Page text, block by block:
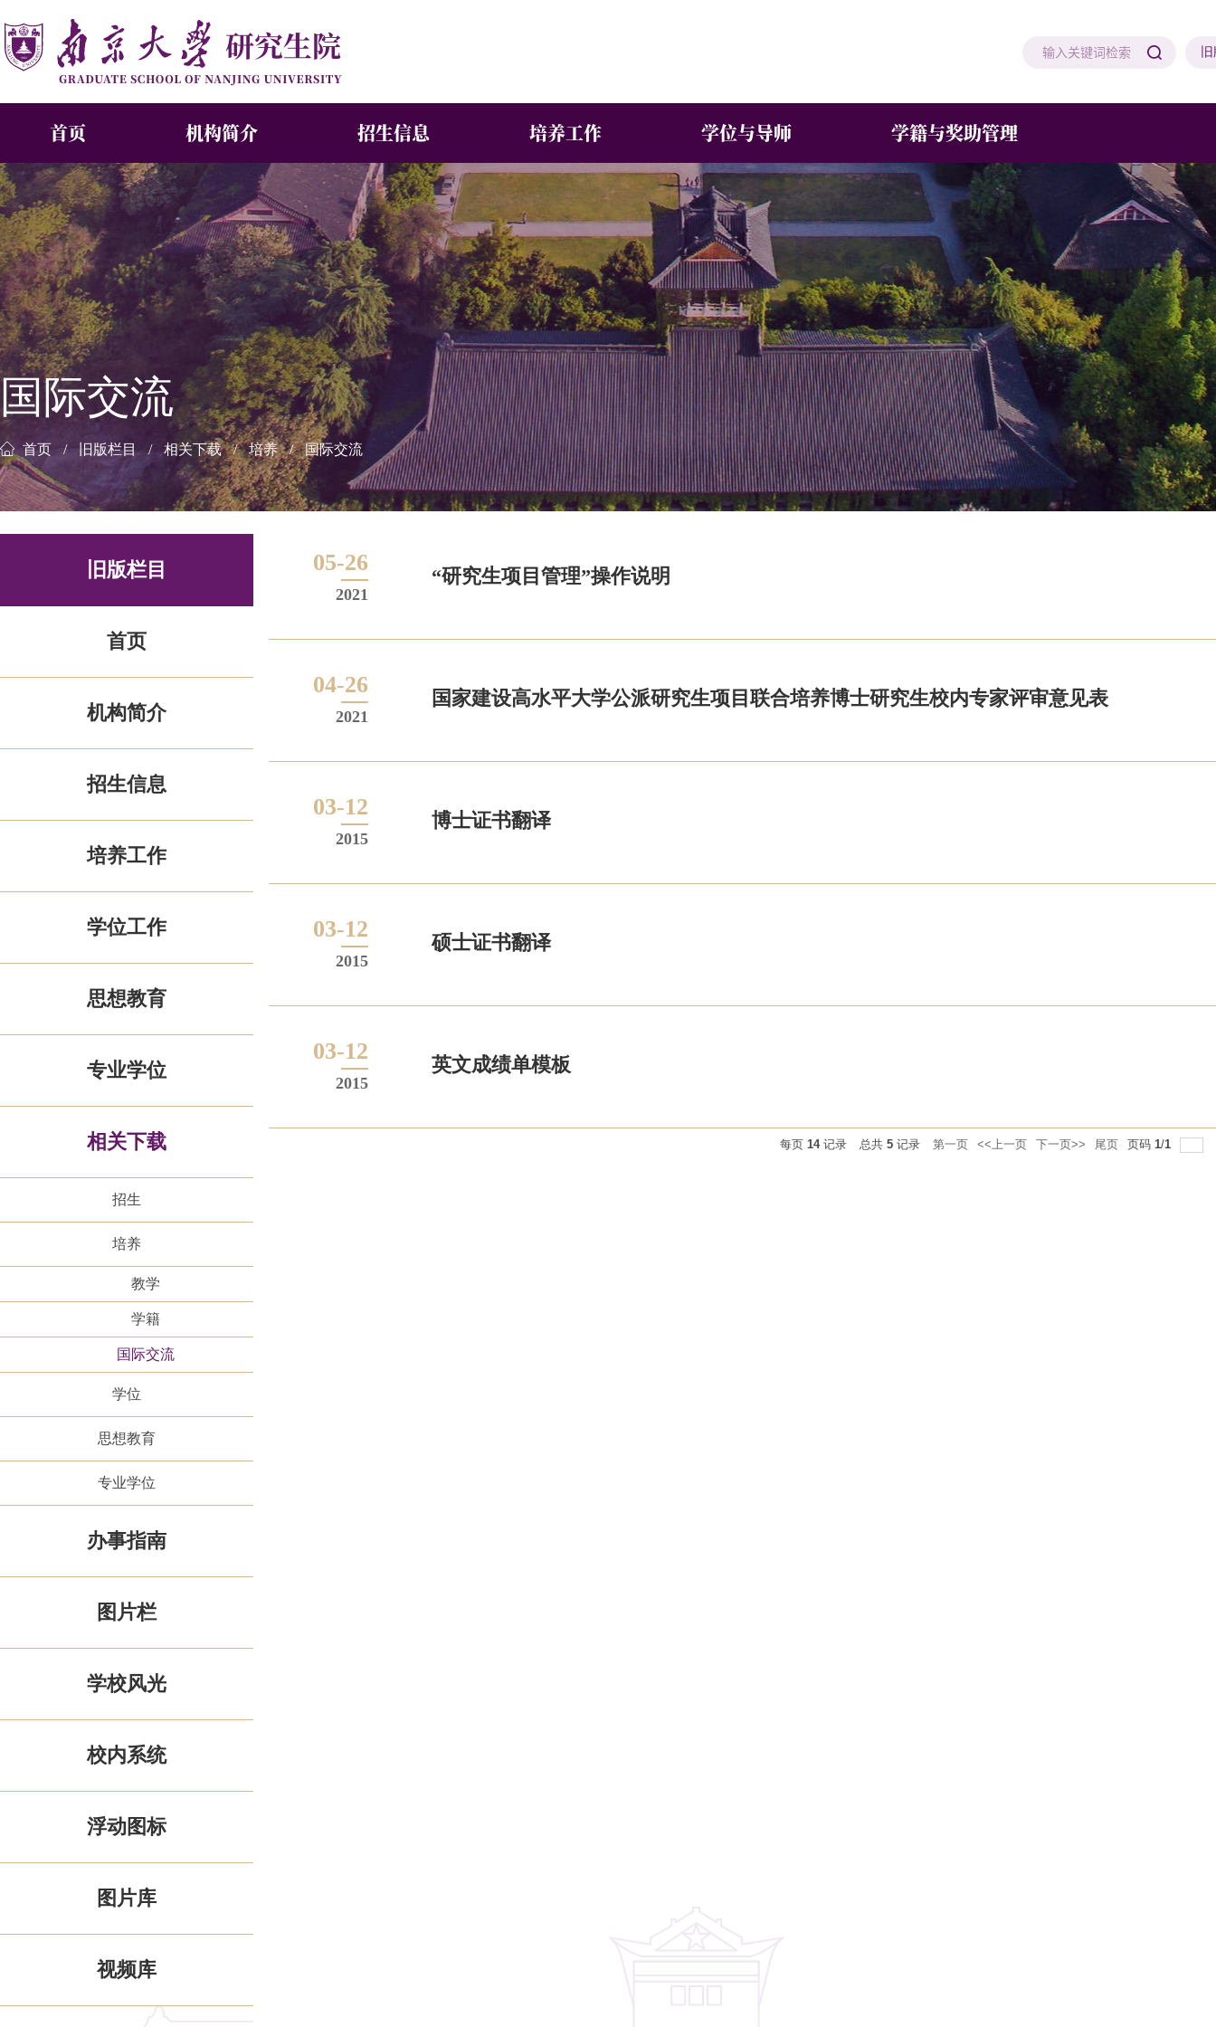
首页 机构简介 招生信息 培养工作 学位与导师 学籍与奖助管理
国际交流
首页 旧版栏目 相关下载 培养 国际交流
旧版栏目
首页
机构简介
招生信息
培养工作
学位工作
思想教育
专业学位
相关下载
招生
培养
教学
学籍
国际交流
学位
思想教育
专业学位
办事指南
图片栏
学校风光
校内系统
浮动图标
图片库
视频库
05-26
2021
“研究生项目管理”操作说明
04-26
2021
国家建设高水平大学公派研究生项目联合培养博士研究生校内专家评审意见表
03-12
2015
博士证书翻译
03-12
2015
硕士证书翻译
03-12
2015
英文成绩单模板
每页 14记录 总共 5 记录 第一页 <<上一页 下一页>> 尾页 页码 1/1